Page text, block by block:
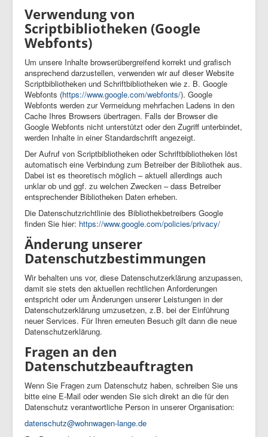
Verwendung von
Scriptbibliotheken (Google
Webfonts)
Um unsere Inhalte browserübergreifend korrekt und grafisch
ansprechend darzustellen, verwenden wir auf dieser Website
Scriptbibliotheken und Schriftbibliotheken wie z. B. Google
Webfonts (https://www.google.com/webfonts/). Google
Webfonts werden zur Vermeidung mehrfachen Ladens in den
Cache Ihres Browsers übertragen. Falls der Browser die
Google Webfonts nicht unterstützt oder den Zugriff unterbindet,
werden Inhalte in einer Standardschrift angezeigt.
Der Aufruf von Scriptbibliotheken oder Schriftbibliotheken löst
automatisch eine Verbindung zum Betreiber der Bibliothek aus.
Dabei ist es theoretisch möglich – aktuell allerdings auch
unklar ob und ggf. zu welchen Zwecken – dass Betreiber
entsprechender Bibliotheken Daten erheben.
Die Datenschutzrichtlinie des Bibliothekbetreibers Google
finden Sie hier: https://www.google.com/policies/privacy/
Änderung unserer
Datenschutzbestimmungen
Wir behalten uns vor, diese Datenschutzerklärung anzupassen,
damit sie stets den aktuellen rechtlichen Anforderungen
entspricht oder um Änderungen unserer Leistungen in der
Datenschutzerklärung umzusetzen, z.B. bei der Einführung
neuer Services. Für Ihren erneuten Besuch gilt dann die neue
Datenschutzerklärung.
Fragen an den
Datenschutzbeauftragten
Wenn Sie Fragen zum Datenschutz haben, schreiben Sie uns
bitte eine E-Mail oder wenden Sie sich direkt an die für den
Datenschutz verantwortliche Person in unserer Organisation:
datenschutz@wohnwagen-lange.de